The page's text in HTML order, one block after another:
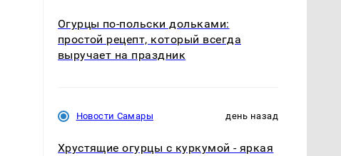
Огурцы по‑польски дольками:
простой рецепт, который всегда
выручает на праздник
Новости Самары день назад
Хрустящие огурцы с куркумой - яркая